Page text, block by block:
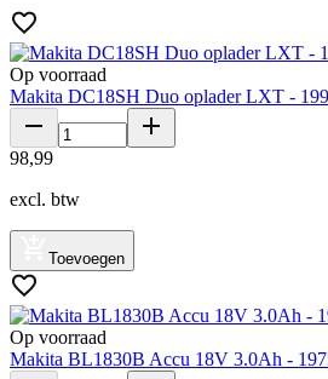
Op voorraad
Makita DC18SH Duo oplader LXT -
98,99
excl. btw
Toevoegen
Op voorraad
Makita BL1830B Accu 18V 3.0Ah -